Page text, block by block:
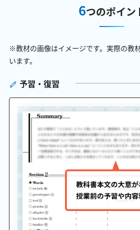
6つのポイン
※教材の画像はイメージです。実際の教
います。
予習・復習